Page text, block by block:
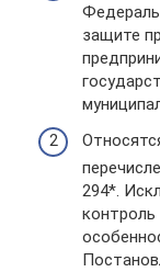
защите
294*.